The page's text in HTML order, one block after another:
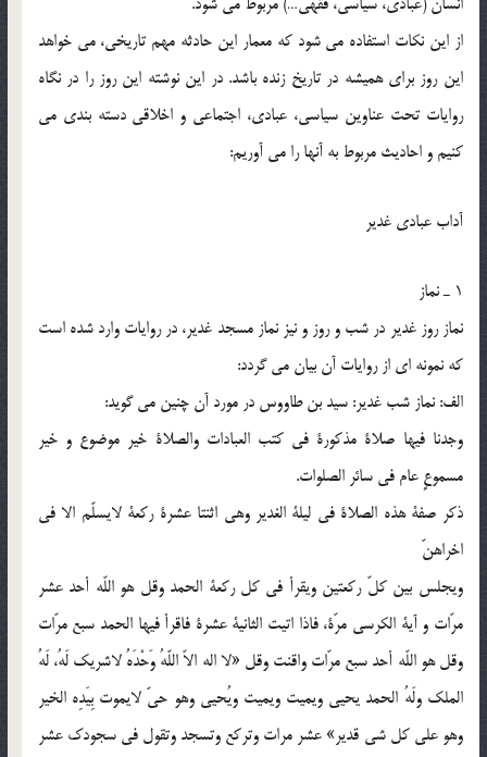
از اين نكات استفاده مى شود كه معمار اين حادثه مهم تاريخى، مى خواهد
اين روز براى هميشه در تاريخ زنده باشد. در اين نوشته اين روز را در نگاه
روايات تحت عناوين سياسى، عبادى، اجتماعى و اخلاقى دسته بندى مى
كنيم و احاديث مربوط به آنها را مى آوريم:
آداب عبادى غدير
1 ـ نماز
نماز روز غدير در شب و روز و نيز نماز مسجد غدير، در روايات وارد شده است
كه نمونه اى از روايات آن بيان مى گردد:
الف: نماز شب غدير: سيد بن طاووس در مورد آن چنين مى گويد:
وجدنا فيها صلاة مذكورة فى كتب العبادات والصلاة خير موضوع و خير
مسموعٍ عام فى سائر الصلوات.
ذكر صفة هذه الصلاة فى ليلة الغدير وهى اثنتا عشرة ركعة لايسلّم الا فى
اخراهنّ
ويجلس بين كلّ ركعتين ويقرأ فى كل ركعة الحمد وقل هو اللّه أحد عشر
مرّات و آية الكرسى مرّة، فاذا اتيت الثانية عشرة فاقرأ فيها الحمد سبع مرّات
وقل هو اللّه أحد سبع مرّات واقنت وقل «لا اله الاّ اللّهُ وَحْدَهُ لاشريك لَهُ، لَهُ
الملك ولَهُ الحمد يحيى ويميت ويميت ويُحيى وهو حىّ لايموت بِيَدِه الخير
وهو على كل شى قدير» عشر مرات وتركع وتسجد وتقول فى سجودك عشر